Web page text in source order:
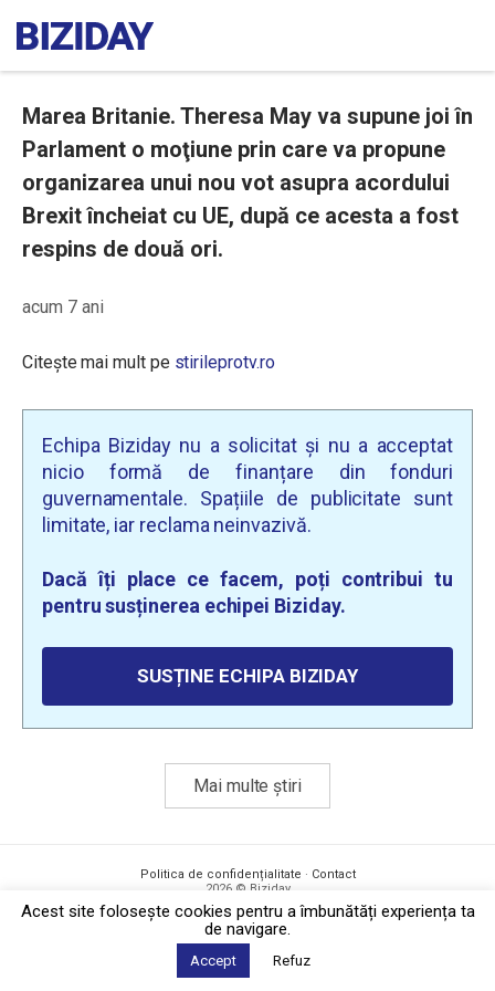
Marea Britanie. Theresa May va supune joi în
Parlament o moţiune prin care va propune
organizarea unui nou vot asupra acordului
Brexit încheiat cu UE, după ce acesta a fost
respins de două ori.
acum 7 ani
Citește mai mult pe stirileprotv.ro
Echipa Biziday nu a solicitat și nu a acceptat
nicio formă de finanțare din fonduri
guvernamentale. Spațiile de publicitate sunt
limitate, iar reclama neinvazivă.
Dacă îți place ce facem, poți contribui tu
pentru susținerea echipei Biziday.
SUSȚINE ECHIPA BIZIDAY
Mai multe știri
Politica de confidențialitate · Contact
2026 © Biziday
Acest site foloseşte cookies pentru a îmbunătăți experiența ta
de navigare.
Accept Refuz